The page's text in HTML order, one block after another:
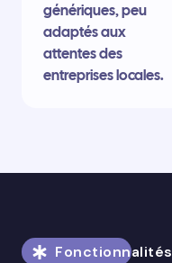
génériques, peu
adaptés aux
attentes des
entreprises locales.
Fonctionnalités